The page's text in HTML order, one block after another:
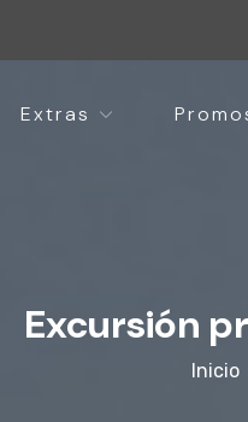
Extras
Excursión
Inicio